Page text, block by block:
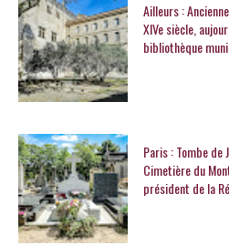
Ailleurs :
XIVe siècle,
bibliothèque
Paris : Tombe de
Cimetière du
président de la